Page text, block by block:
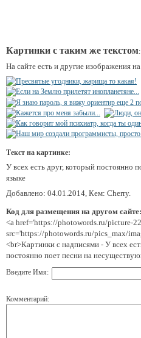
Картинки с таким же текстом:
На сайте есть и другие изображения
Текст на картинке:
У всех есть друг, который постоянно
языке
Добавлено: 04.01.2014, Кем: Cherry.
Код для размещения на другом сайте:
<a href='https://photowords.ru/picture-
src='https://photowords.ru/pics_max/
<br>Картинки с надписями - У всех
постоянно поет песни на
Введите Имя:
Комментарий: